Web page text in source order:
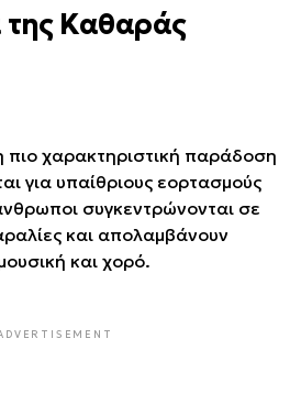
της Καθαράς
πιο χαρακτηριστική παράδοση
για υπαίθριους εορτασμούς
συγκεντρώνονται σε
και απολαμβάνουν
και χορό.